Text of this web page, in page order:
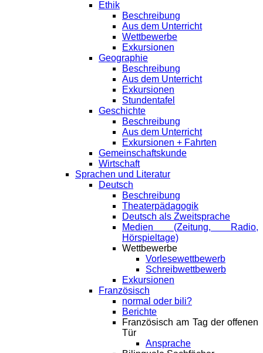
Ethik
Beschreibung
Aus dem Unterricht
Wettbewerbe
Exkursionen
Geographie
Beschreibung
Aus dem Unterricht
Exkursionen
Stundentafel
Geschichte
Beschreibung
Aus dem Unterricht
Exkursionen + Fahrten
Gemeinschaftskunde
Wirtschaft
Sprachen und Literatur
Deutsch
Beschreibung
Theaterpädagogik
Deutsch als Zweitsprache
Medien (Zeitung, Radio,
Hörspieltage)
Wettbewerbe
Vorlesewettbewerb
Schreibwettbewerb
Exkursionen
Französisch
normal oder bili?
Berichte
Französisch am Tag der offenen
Tür
Ansprache